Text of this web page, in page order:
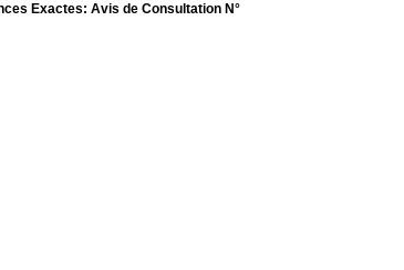
Exactes: Avis de Consultation N°